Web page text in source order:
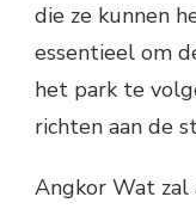
die ze kunnen
essentieel om
het park te
richten aan de
Angkor Wat zal